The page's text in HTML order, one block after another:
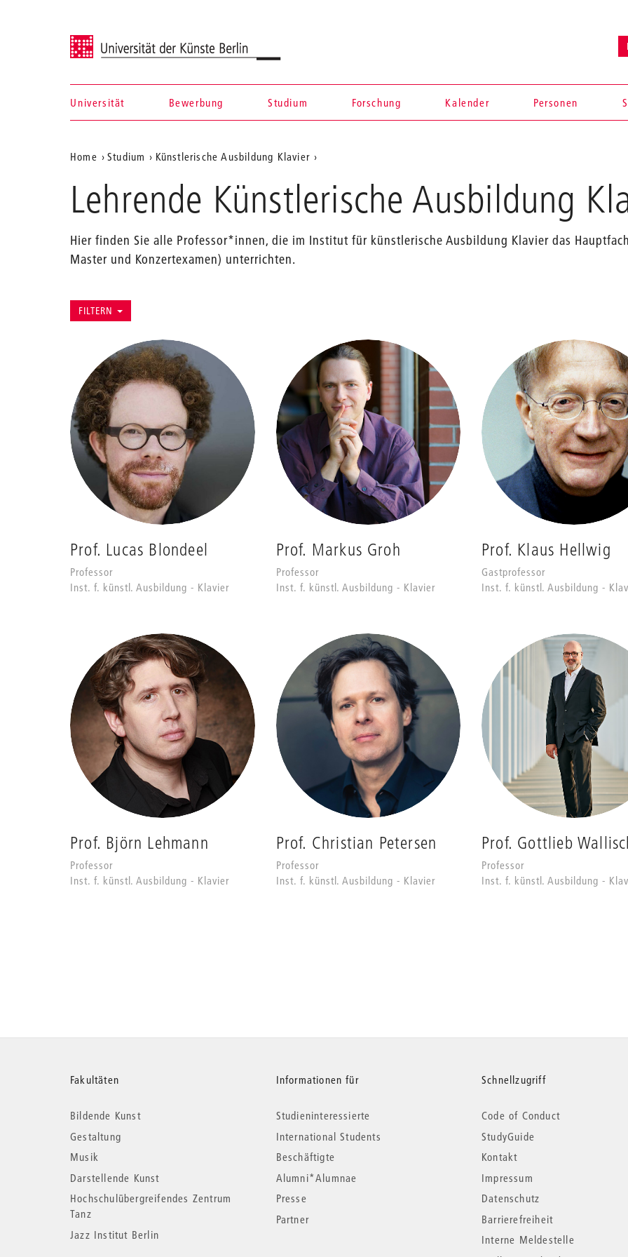
Universität der Künste Berlin
Navigation &
Suche
Universität Bewerbung Studium Forschung Kalender Personen
Aktuelle
Position
auf
Webseite
Home Studium
Künstlerische Ausbildung Klavier
Lehrende Künstlerische Ausbildung
Hier finden Sie alle Professor*innen, die im Institut für künstlerische Ausbildung Klavier das
Master und Konzertexamen) unterrichten.
FILTERN
Prof. Lucas Blondeel
Professor
Inst. f. künstl. Ausbildung - Klavier
Prof. Markus Groh
Professor
Inst. f. künstl. Ausbildung - Klavier
Prof. Klaus Hellwig
Gastprofessor
Inst. f. künstl. Ausbildung -
Prof. Björn Lehmann
Professor
Inst. f. künstl. Ausbildung - Klavier
Prof. Christian Petersen
Professor
Inst. f. künstl. Ausbildung - Klavier
Prof. Gottlieb
Professor
Inst. f. künstl. Ausbildung -
Weitere
Informationen
Fakultäten
Bildende Kunst
Gestaltung
Musik
Darstellende Kunst
Hochschulübergreifendes Zentrum
Tanz
Jazz Institut Berlin
Informationen für
Studieninteressierte
International Students
Beschäftigte
Alumni*Alumnae
Presse
Partner
Schnellzugriff
Code of Conduct
StudyGuide
Kontakt
Impressum
Datenschutz
Barrierefreiheit
Interne Meldestelle